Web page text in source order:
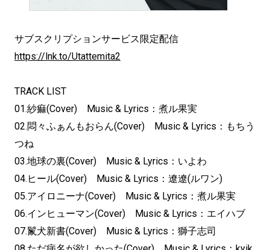
サブスクリプションサービス限定配信
https://lnk.to/Utattemita2
TRACK LIST
01.紗痲(Cover) Music & Lyrics：煮ル果実
02.悶々ふぁんもおらん(Cover) Music & Lyrics：もちう
つね
03.地球の裏(Cover) Music & Lyrics：いよわ
04.ヒール(Cover) Music & Lyrics：遼遼(ルワン)
05.アイロニーナ(Cover) Music & Lyrics：煮ル果実
06.インヒューマン(Cover) Music & Lyrics：エイハブ
07.鬣犬新書(Cover) Music & Lyrics：獅子志司